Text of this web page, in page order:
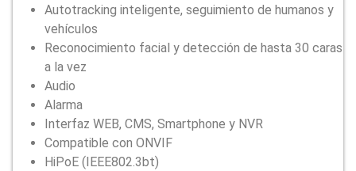
Autotracking inteligente, seguimiento de humanos y
vehículos
Reconocimiento facial y detección de hasta 30 caras
a la vez
Audio
Alarma
Interfaz WEB, CMS, Smartphone y NVR
Compatible con ONVIF
HiPoE (IEEE802.3bt)